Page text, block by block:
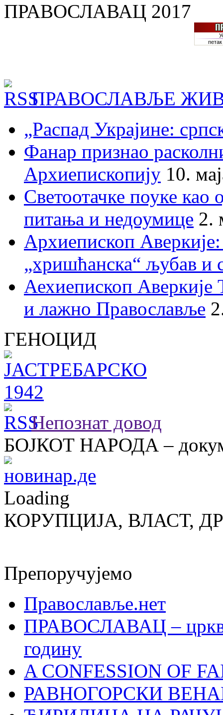
ПРАВОСЛАВАЦ 2017
ПРАВОСЛАВЉЕ
„Распад Украјине:
Фанар признао
Архиепископију 10.
Светоотачке поуке као
питања и недоумице 2.
Архиепископ
„хришћанска“ љубав и
Аехиепископ
и лажно Православље
ГЕНОЦИД
Непознат довод
БОЈКОТ НАРОДА –
Loading
КОРУПЦИЈА, ВЛАСТ,
Препоручујемо
Православље.нет
ПРАВОСЛАВАЦ –
годину
A CONFESSION OF
РАВНОГОРСКИ